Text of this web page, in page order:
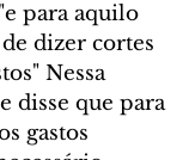
para aquilo
dizer cortes
Nessa
disse que para
gastos